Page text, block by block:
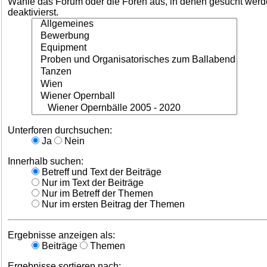
deaktivierst.
Unterforen durchsuchen:
Ja
Nein
Innerhalb suchen:
Betreff und Text der Beiträge
Nur im Text der Beiträge
Nur im Betreff der Themen
Nur im ersten Beitrag der Themen
Ergebnisse anzeigen als:
Beiträge
Themen